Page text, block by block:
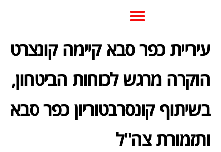
עיריית כפר סבא קיימה קונצרט
הוקרה מרגש לכוחות הביטחון,
בשיתוף קונסרבטוריון כפר סבא
ותזמורת צה"ל